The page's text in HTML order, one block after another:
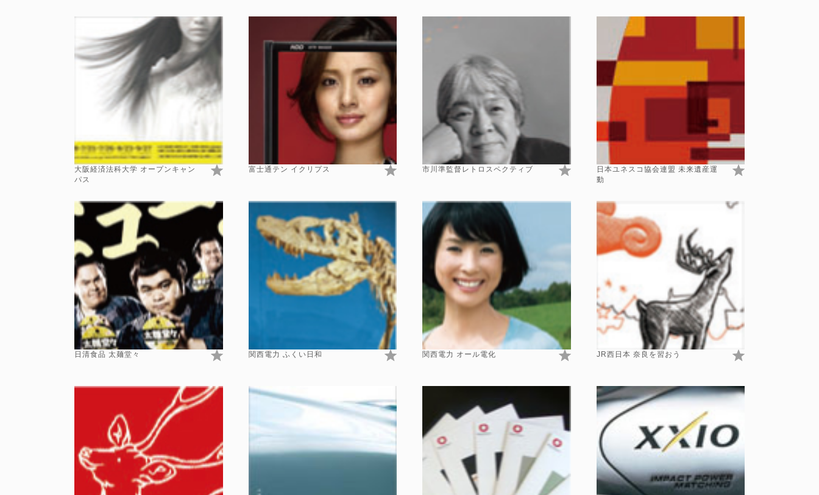
大阪経済法科大学 オープンキャン
パス
富士通テン イクリプス 市川準監督レトロスペクティブ
日本ユネスコ協会連盟 未来遺産運
動
日清食品 太麺堂々 関西電力 ふくい日和 関西電力 オール電化 JR西日本 奈良を習おう